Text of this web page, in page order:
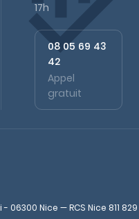
17h
08 05 69 43
42
Appel
gratuit
- 06300 Nice — RCS Nice 811